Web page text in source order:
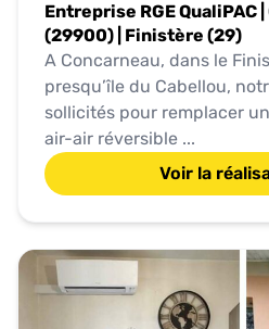
Entreprise RGE QualiPAC
(29900) | Finistère (29)
A Concarneau, dans le
presqu’île du Cabellou,
sollicités pour remplacer
air-air réversible ...
Voir la